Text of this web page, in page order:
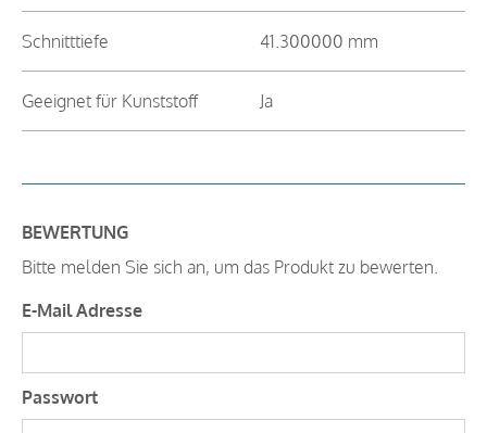
Schnitttiefe 41.300000 mm
Geeignet für Kunststoff Ja
BEWERTUNG
Bitte melden Sie sich an, um das Produkt zu bewerten.
E-Mail Adresse
Passwort